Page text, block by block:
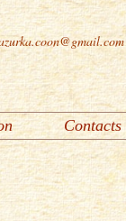
Contacts